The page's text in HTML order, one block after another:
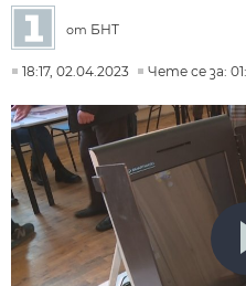
от БНТ
18:17, 02.04.2023 Чете се за: